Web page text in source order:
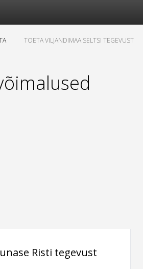
TOETA VILJANDIMAA SELTSI TEGEVUST
Risti tegevust